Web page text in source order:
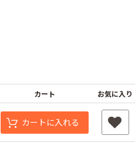
カート お気に入り
カートに入れる